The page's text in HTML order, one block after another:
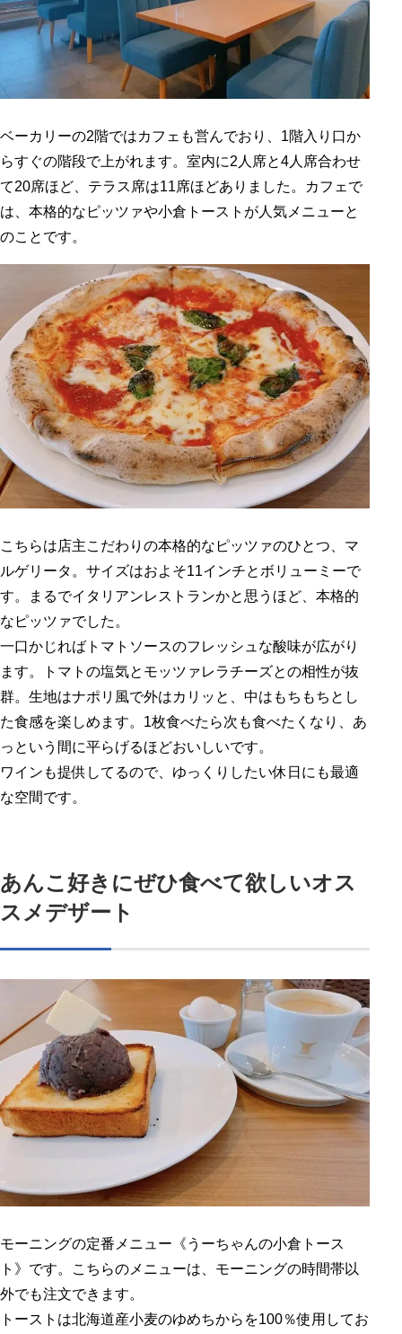
ベーカリーの2階ではカフェも営んでおり、1階入り口か
らすぐの階段で上がれます。室内に2人席と4人席合わせ
て20席ほど、テラス席は11席ほどありました。カフェで
は、本格的なピッツァや小倉トーストが人気メニューと
のことです。
こちらは店主こだわりの本格的なピッツァのひとつ、マ
ルゲリータ。サイズはおよそ11インチとボリューミーで
す。まるでイタリアンレストランかと思うほど、本格的
なピッツァでした。
一口かじればトマトソースのフレッシュな酸味が広がり
ます。トマトの塩気とモッツァレラチーズとの相性が抜
群。生地はナポリ風で外はカリッと、中はもちもちとし
た食感を楽しめます。1枚食べたら次も食べたくなり、あ
っという間に平らげるほどおいしいです。
ワインも提供してるので、ゆっくりしたい休日にも最適
な空間です。
あんこ好きにぜひ食べて欲しいオス
スメデザート
モーニングの定番メニュー《うーちゃんの小倉トース
ト》です。こちらのメニューは、モーニングの時間帯以
外でも注文できます。
トーストは北海道産小麦のゆめちからを100％使用してお